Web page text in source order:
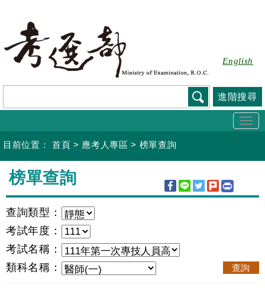
要
容
English
進階搜尋
目前位置： 首頁 > 應考人專區 > 榜單查詢
:::
榜單查詢
查詢類型：
考試年度：
考試名稱：
類科名稱：
查詢